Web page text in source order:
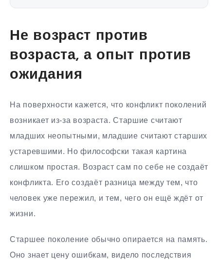
Не возраст против
возраста, а опыт против
ожидания
На поверхности кажется, что конфликт поколений
возникает из-за возраста. Старшие считают
младших неопытными, младшие считают старших
устаревшими. Но философски такая картина
слишком простая. Возраст сам по себе не создаёт
конфликта. Его создаёт разница между тем, что
человек уже пережил, и тем, чего он ещё ждёт от
жизни.
Старшее поколение обычно опирается на память.
Оно знает цену ошибкам, видело последствия